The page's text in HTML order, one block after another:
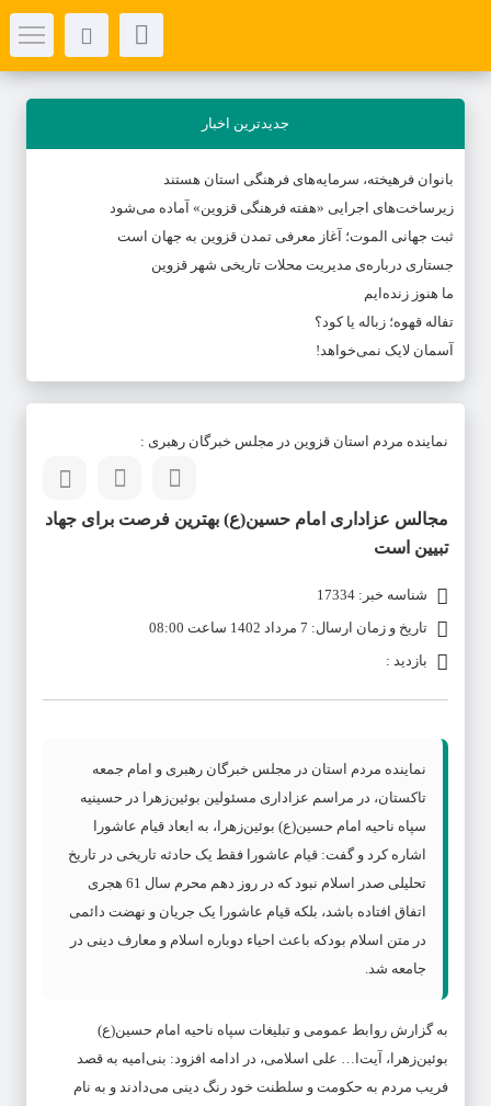
جدیدترین اخبار
بانوان فرهیخته، سرمایه‌های فرهنگی استان هستند
زیرساخت‌های اجرایی «هفته فرهنگی قزوین» آماده می‌شود
ثبت جهانی الموت؛ آغاز معرفی تمدن قزوین به جهان است
جستاری درباره‌ی مدیریت محلات تاریخی شهر قزوین
ما هنوز زنده‌ایم
تفاله قهوه؛ زباله یا کود؟
آسمان لایک نمی‌خواهد!
نماینده مردم استان قزوین در مجلس خبرگان رهبری :
مجالس عزاداری امام حسین(ع) بهترین فرصت برای جهاد
تبیین است
شناسه خبر: 17334
تاریخ و زمان ارسال: 7 مرداد 1402 ساعت 08:00
بازدید :
نماینده مردم استان در مجلس خبرگان رهبری و امام جمعه
تاکستان، در مراسم عزاداری مسئولین بوئین‌زهرا در حسینیه
سپاه ناحیه امام حسین(ع) بوئین‌زهرا، به ابعاد قیام عاشورا
اشاره کرد و گفت: قیام عاشورا فقط یک حادثه تاریخی در تاریخ
تحلیلی صدر اسلام نبود که در روز دهم محرم سال 61 هجری
اتفاق افتاده باشد، بلکه قیام عاشورا یک جریان و نهضت دائمی
در متن اسلام بودکه باعث احیاء دوباره اسلام و معارف دینی در
جامعه شد.
به گزارش روابط عمومی و تبلیغات سپاه ناحیه امام حسین(ع)
بوئین‌زهرا، آیت‌ا… علی اسلامی، در ادامه افزود: بنی‌امیه به قصد
فریب مردم به حکومت و سلطنت خود رنگ دینی می‌دادند و به نام